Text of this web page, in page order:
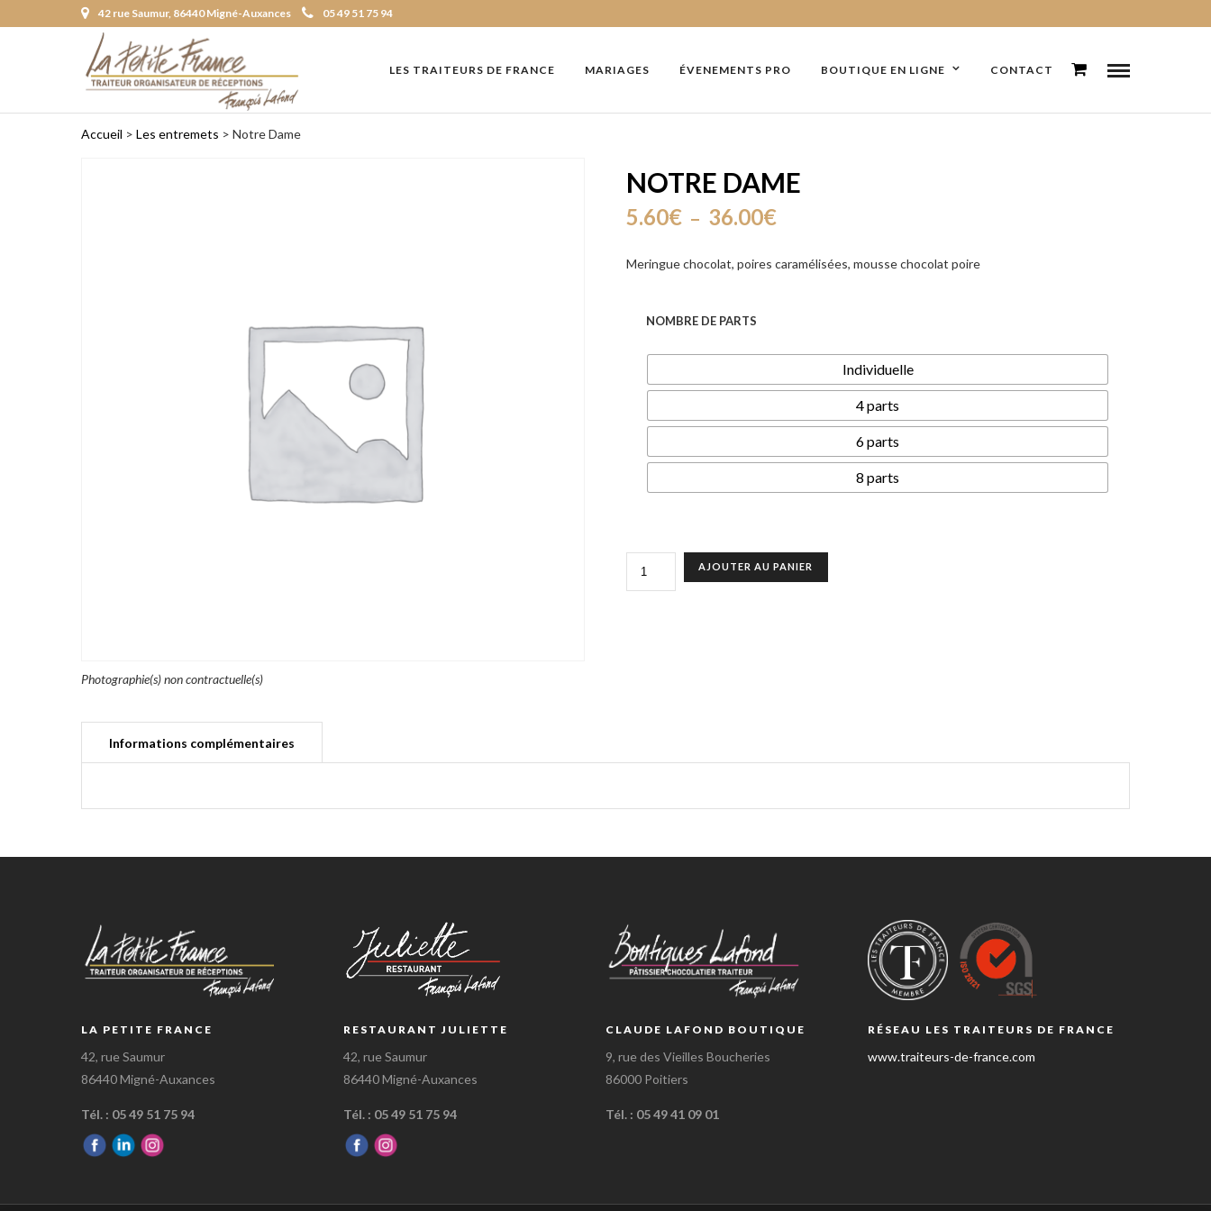
Panneau de gestion des cookies42 rue Saumur, 86440 Migné-Auxances 05 49 51 75 94
LES TRAITEURS DE FRANCE MARIAGES ÉVENEMENTS PRO BOUTIQUE EN LIGNE CONTACT
Accueil > Les entremets > Notre Dame
Photographie(s) non contractuelle(s)
NOTRE DAME
5.60€ – 36.00€Plage
36.00€
Meringue chocolat, poires caramélisées, mousse chocolat poire
NOMBRE DE PARTS
Individuelle
4 parts
6 parts
8 parts
AJOUTER AU PANIER
LA PETITE FRANCE
42, rue Saumur
86440 Migné-Auxances
Tél. : 05 49 51 75 94
RESTAURANT JULIETTE
42, rue Saumur
86440 Migné-Auxances
Tél. : 05 49 51 75 94
CLAUDE LAFOND BOUTIQUE
9, rue des Vieilles Boucheries
86000 Poitiers
Tél. : 05 49 41 09 01
RÉSEAU LES TRAITEURS DE FRANCE
www.traiteurs-de-france.com